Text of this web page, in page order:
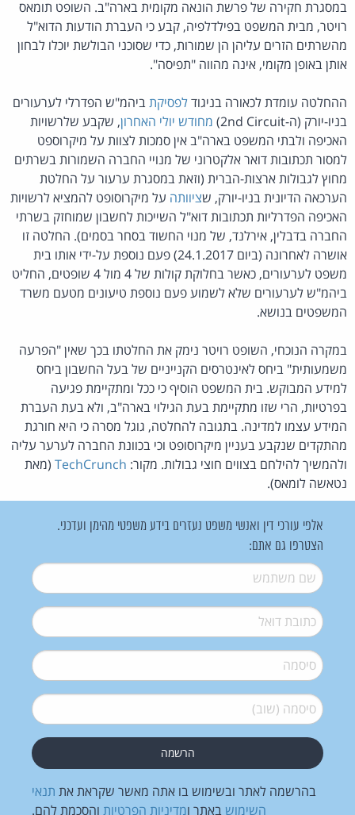
במסגרת חקירה של פרשת הונאה מקומית בארה"ב. השופט תומאס
רויטר, מבית המשפט בפילדלפיה, קבע כי העברת הודעות הדוא"ל
מהשרתים הזרים עליהן הן שמורות, כדי שסוכני הבולשת יוכלו לבחון
אותן באופן מקומי, אינה מהווה "תפיסה".
ההחלטה עומדת לכאורה בניגודלפסיקתביהמ"ש הפדרלי לערעורים
בניו-יורק (ה-2nd Circuit)
מחודש יולי האחרון, שקבע שלרשויות
האכיפה ולבתי המשפט בארה"ב אין סמכות לצוות על מיקרוספט
למסור תכתובות דואר אלקטרוני של מנויי החברה השמורות בשרתים
מחוץ לגבולות ארצות-הברית (וזאת במסגרת ערעור על החלטת
הערכאה הדיונית בניו-יורק, שציוותה על מיקרוסופט להמציא לרשויות
האכיפה הפדרליות תכתובות דוא"ל השייכות לחשבון שמוחזק בשרתי
החברה בדבלין, אירלנד, של מנוי החשוד בסחר בסמים). החלטה זו
אושרה לאחרונה (ביום 24.1.2017) פעם נוספת על-ידי אותו בית
משפט לערעורים, כאשר בחלוקת קולות של 4 מול 4 שופטים, החליט
ביהמ"ש לערעורים שלא לשמוע פעם נוספת טיעונים מטעם משרד
המשפטים בנושא.
במקרה הנוכחי, השופט רויטר נימק את החלטתו בכך שאין "הפרעה
משמעותית" ביחס לאינטרסים הקנייניים של בעל החשבון ביחס
למידע המבוקש. בית המשפט הוסיף כי ככל ומתקיימת פגיעה
בפרטיות, הרי שזו מתקיימת בעת הגילוי בארה"ב, ולא בעת העברת
המידע עצמו למדינה. בתגובה להחלטה, גוגל מסרה כי היא חורגת
מהתקדים שנקבע בעניין מיקרוסופט וכי בכוונת החברה לערער עליה
ולהמשיך להילחם בצווים חוצי גבולות. מקור: TechCrunch (מאת
נטאשה לומאס).
אלפי עורכי דין ואנשי משפט נעזרים בידע משפטי מהימן ועדכני.
הצטרפו גם אתם:
שם משתמש*
דואל*
סיסמה*
סיסמה (שוב)*
בהרשמה לאתר ובשימוש בו אתה מאשר שקראת את תנאי
השימוש באתר ומדיניות הפרטיות והסכמת להם.